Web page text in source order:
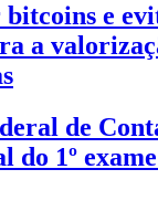
e
a
de
do 1º